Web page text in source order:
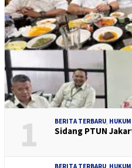
1 BERITA TERBARU,
Sidang PTUN
BERITA TERBARU,